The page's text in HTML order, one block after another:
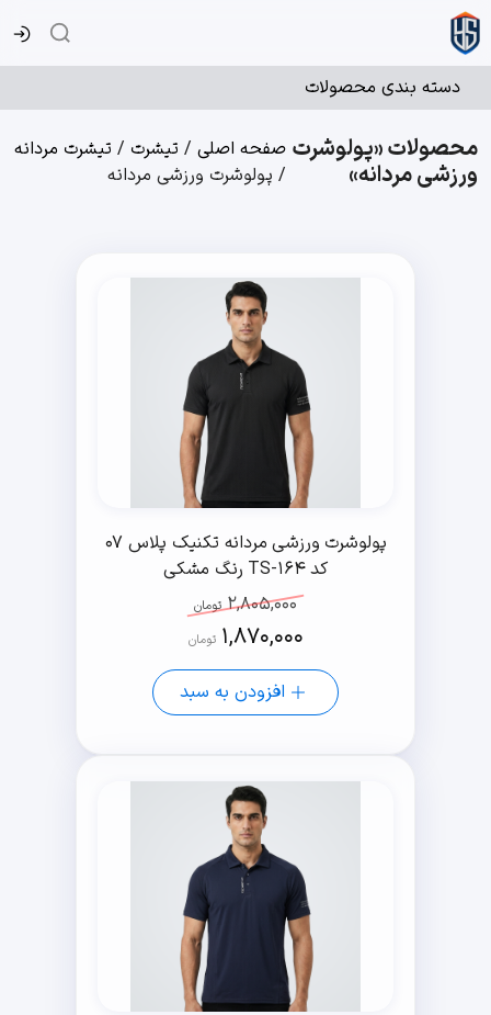
دسته بندی محصولات
صفحه اصلی/ تیشرت / تیشرت مردانه
/ پولوشرت ورزشی مردانه
محصولات «پولوشرت
ورزشی مردانه»
پولوشرت ورزشی مردانه تکنیک پلاس 07
کد TS-164 رنگ مشکی
2,805,000 تومان
1,870,000 تومان
افزودن به سبد